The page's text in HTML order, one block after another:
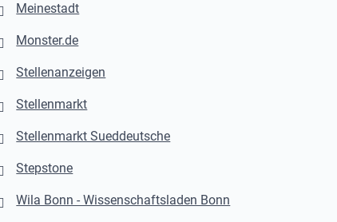
Meinestadt
Monster.de
Stellenanzeigen
Stellenmarkt
Stellenmarkt Sueddeutsche
Stepstone
Wila Bonn - Wissenschaftsladen Bonn